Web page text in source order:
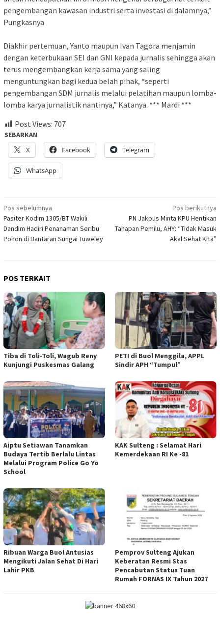
pengembangan kawasan industri serta investasi di dalamnya,”
Pungkasnya
Diakhir pertemuan, Yanto maupun Ivan Tagora menjamin
dengan keterbukaan SEI dan GNI kepada jurnalis sehingga akan
terus mengembangkan kerja sama yang saling
menguntungkan bagi kedua belah pihak, “seperti
pengembangan SDM jurnalis melalui pelatihan maupun lomba-
lomba karya jurnalistik nantinya,” Katanya. *** Mardi ***
Post Views: 707
SEBARKAN
X
Facebook Telegram
WhatsApp
Navigasi
pos
Pos sebelumnya
Pasiter Kodim 1305/BT Wakili
Dandim Hadiri Penanaman Seribu
Pohon di Bantaran Sungai Tuweley
Pos berikutnya
PN Jakpus Minta KPU Hentikan
Tahapan Pemilu, AHY: “Tidak Masuk
Akal Sehat Kita”
POS TERKAIT
Tiba di Toli-Toli, Wagub Reny
Kunjungi Puskesmas Galang
PETI di Buol Menggila, APPL
Sindir APH “Tumpul”
Aiptu Setiawan Tanamkan
Budaya Tertib Berlalu Lintas
Melalui Program Police Go Yo
School
KAK Sulteng : Selamat Hari
Kemerdekaan RI Ke -81
Ribuan Warga Buol Antusias
Mengikuti Jalan Sehat Di Hari
Lahir PKB
Pemprov Sulteng Ajukan
Keberatan Resmi Stas
Pencabutan Status Tuan
Rumah FORNAS IX Tahun 2027